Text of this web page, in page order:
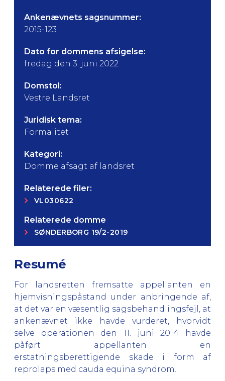
Ankenævnets sagsnummer:
2015-123
Dato for dommens afsigelse:
fredag den 3. juni 2022
Domstol:
Vestre Landsret
Juridisk tema:
Formalitet
Kategori:
Domme afsagt af landsret
Relaterede filer:
VL030622
Relaterede domme
SØNDERBORG 19/2-2019
Resumé
For landsretten fremsatte appellanten en
hjemvisningspåstand under anbringende af,
at det var en væsentlig sagsbehandlingsfejl, at
ankenævnet ikke havde vurderet, hvorvidt
selve operationen den 11. juni 2014 havde
påført appellanten en
erstatningsberettigende skade i form af
reprolaps med cauda equina syndrom.